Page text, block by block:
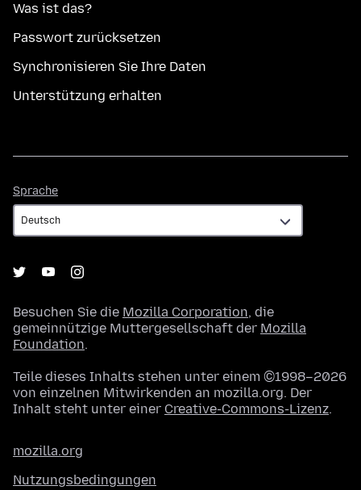
Was ist das?
Passwort zurücksetzen
Synchronisieren Sie Ihre Daten
Unterstützung erhalten
Sprache
Besuchen Sie die Mozilla Corporation, die
gemeinnützige Muttergesellschaft der Mozilla
Foundation.
Teile dieses Inhalts stehen unter einem ©1998–2026
von einzelnen Mitwirkenden an mozilla.org. Der
Inhalt steht unter einer Creative-Commons-Lizenz.
mozilla.org
Nutzungsbedingungen